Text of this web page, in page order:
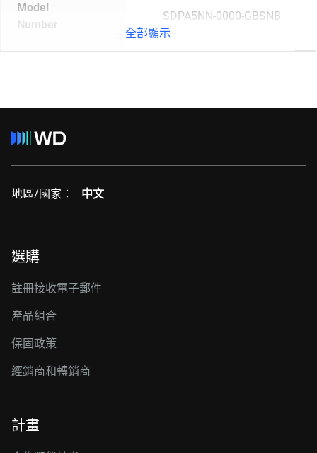
Model
Number
SDPA5NN-0000-GBSNB
全部顯示
地區/國家： 中文
選購
註冊接收電子郵件
產品組合
保固政策
經銷商和轉銷商
計畫